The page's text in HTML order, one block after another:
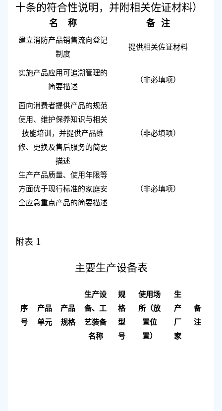
十条的符合性说明，并附相关佐证材料）
名 称 备 注
建立消防产品销售流向登记
制度
提供相关佐证材料
实施产品应用可追溯管理的
简要描述
（非必填项）
面向消费者提供产品的规范
使用、 维护保养知识与相关
技能培训 ，并提供产品维
修、更换及售后服务的简要
描述
（非必填项）
生产产品质量、使用年限等
方面优于现行标准的家庭安
全应急重点产品的简要描述
（非必填项）
附表 1
主要生产设备表
序
号
产品
单元
产品
规格
生产设
备、工
艺装备
名称
规
格
型
号
使用场
所（放
置位
置）
生
产
厂
家
备
注